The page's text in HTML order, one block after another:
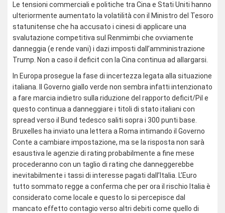
Le tensioni commerciali e politiche tra Cina e Stati Uniti hanno
ulteriormente aumentato la volatilità con il Ministro del Tesoro
statunitense che ha accusato i cinesi di applicare una
svalutazione competitiva sul Renmimbi che ovviamente
danneggia (e rende vani) i dazi imposti dall’amministrazione
Trump. Non a caso il deficit con la Cina continua ad allargarsi.
In Europa prosegue la fase di incertezza legata alla situazione
italiana. Il Governo giallo verde non sembra infatti intenzionato
a fare marcia indietro sulla riduzione del rapporto deficit/Pil e
questo continua a danneggiare i titoli di stato italiani con
spread verso il Bund tedesco saliti sopra i 300 punti base.
Bruxelles ha inviato una lettera a Roma intimando il Governo
Conte a cambiare impostazione, ma se la risposta non sarà
esaustiva le agenzie di rating probabilmente a fine mese
procederanno con un taglio di rating che danneggerebbe
inevitabilmente i tassi di interesse pagati dall’Italia. L’Euro
tutto sommato regge a conferma che per ora il rischio Italia è
considerato come locale e questo lo si percepisce dal
mancato effetto contagio verso altri debiti come quello di